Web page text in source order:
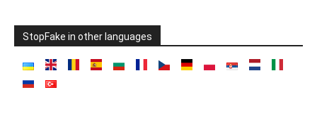
StopFake in other languages